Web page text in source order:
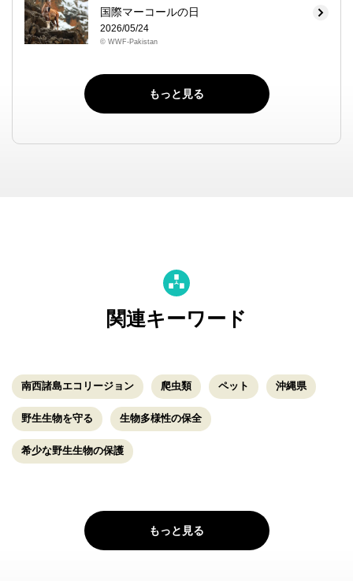
国際マーコールの日
2026/05/24
© WWF-Pakistan
もっと見る
関連キーワード
南西諸島エコリージョン 爬虫類 ペット 沖縄県
野生生物を守る 生物多様性の保全
希少な野生生物の保護
もっと見る